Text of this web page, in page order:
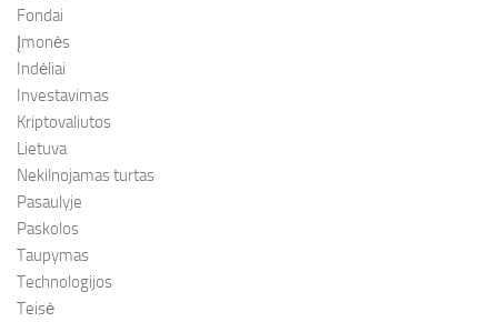
Fondai
Įmonės
Indėliai
Investavimas
Kriptovaliutos
Lietuva
Nekilnojamas turtas
Pasaulyje
Paskolos
Taupymas
Technologijos
Teisė